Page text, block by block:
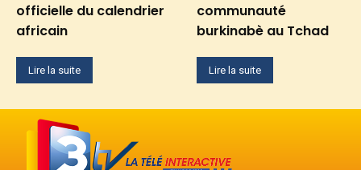
officielle du calendrier
africain
Lire la suite
communauté
burkinabè au Tchad
Lire la suite